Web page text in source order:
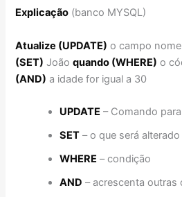
Explicação (banco MYSQL)
Atualize (UPDATE) o campo
(SET) Joãoquando (WHERE) o
(AND) a idade for igual a 30
UPDATE – Comando
SET – o que será alterado
WHERE – condição
AND – acrescenta outras